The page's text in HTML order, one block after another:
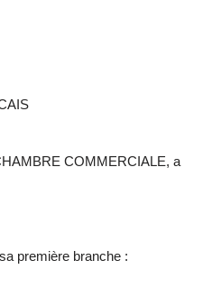
COMMERCIALE, a
première branche :